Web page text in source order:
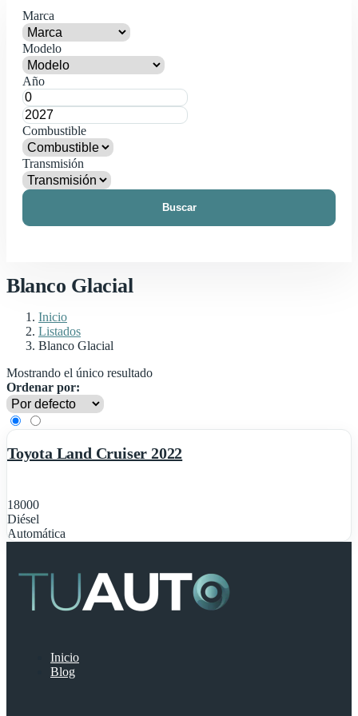
Marca
Modelo
Año
Combustible
Transmisión
Buscar
Blanco Glacial
Inicio
Listados
Blanco Glacial
Mostrando el único resultado
Ordenar por:
1
Toyota Land Cruiser 2022
18000
Diésel
Automática
Inicio
Blog